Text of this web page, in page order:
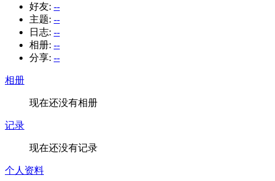
好友: --
主题: --
日志: --
相册: --
分享: --
相册
现在还没有相册
记录
现在还没有记录
个人资料